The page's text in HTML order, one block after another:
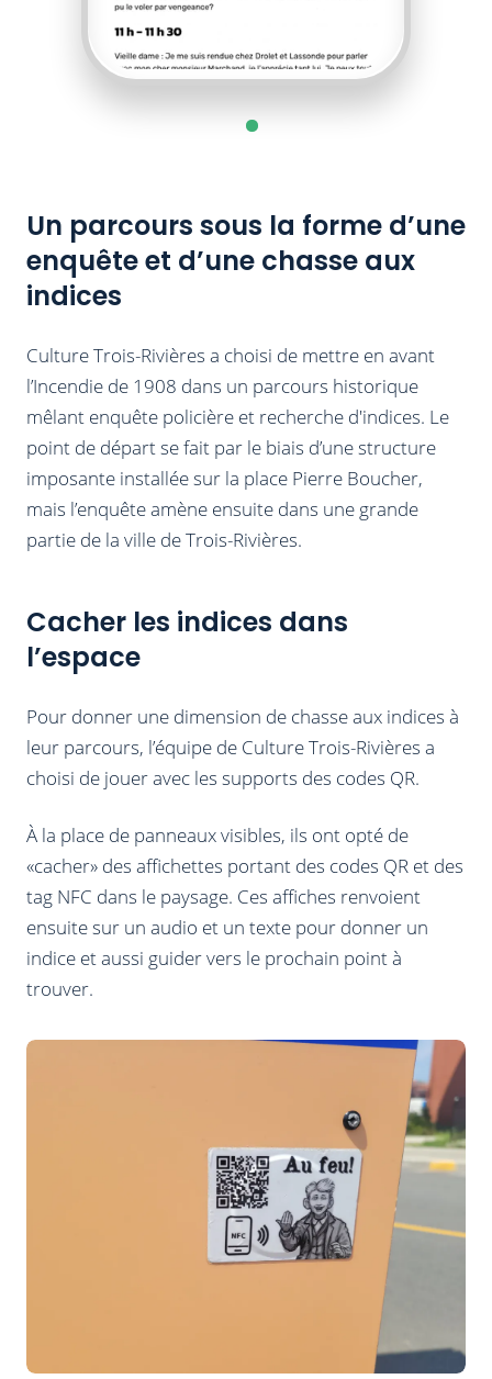
Un parcours sous la forme d’une
enquête et d’une chasse aux
indices
Culture Trois-Rivières a choisi de mettre en avant
l’Incendie de 1908 dans un parcours historique
mêlant enquête policière et recherche d'indices. Le
point de départ se fait par le biais d’une structure
imposante installée sur la place Pierre Boucher,
mais l’enquête amène ensuite dans une grande
partie de la ville de Trois-Rivières.
Cacher les indices dans
l’espace
Pour donner une dimension de chasse aux indices à
leur parcours, l’équipe de Culture Trois-Rivières a
choisi de jouer avec les supports des codes QR.
À la place de panneaux visibles, ils ont opté de
«cacher» des affichettes portant des codes QR et des
tag NFC dans le paysage. Ces affiches renvoient
ensuite sur un audio et un texte pour donner un
indice et aussi guider vers le prochain point à
trouver.